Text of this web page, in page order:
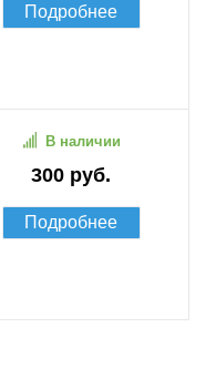
Подробнее
300 руб.
В наличии
Подробнее